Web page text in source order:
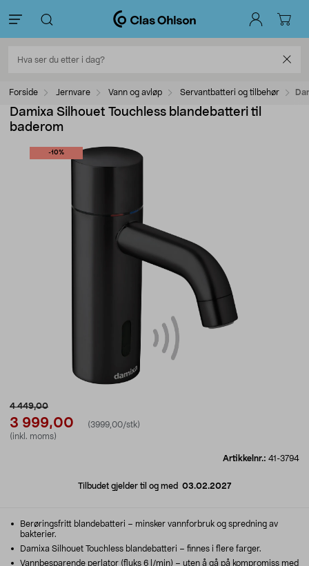
Forside Jernvare Vann og avløp Servantbatteri og tilbehør
Damixa Silhouet Touchless blandebatteri til
baderom
-10%
4 449,00
3 999,00
(3999,00/stk)
(inkl. moms)
Artikkelnr.: 41-3794
Tilbudet gjelder til og med 03.02.2027
Berøringsfritt blandebatteri – minsker vannforbruk og spredning av
bakterier.
Damixa Silhouet Touchless blandebatteri – finnes i flere farger.
Vannbesparende perlator (fluks 6 l/min) – uten å gå på kompromiss med